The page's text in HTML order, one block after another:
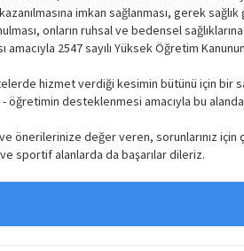
imkan sağlanması, gerek
onların ruhsal ve bedensel
amacıyla 2547 sayılı Yüksek Öğretim
hizmet verdiği kesimin bütünü için bir
desteklenmesi amacıyla bu
ve önerilerinize değer veren, sorunlarınız
sportif alanlarda da başarılar dileriz.